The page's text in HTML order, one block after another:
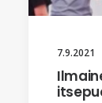
7.9.2021